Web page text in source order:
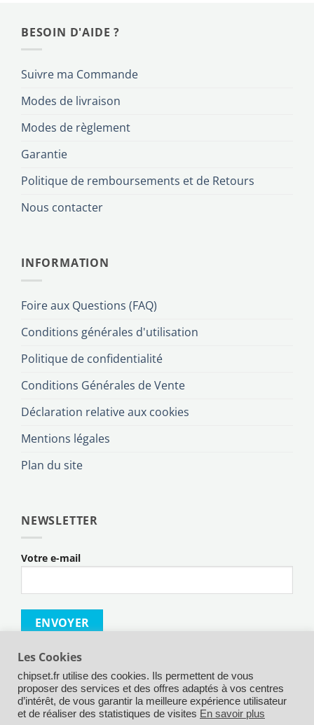
BESOIN D'AIDE ?
Suivre ma Commande
Modes de livraison
Modes de règlement
Garantie
Politique de remboursements et de Retours
Nous contacter
INFORMATION
Foire aux Questions (FAQ)
Conditions générales d'utilisation
Politique de confidentialité
Conditions Générales de Vente
Déclaration relative aux cookies
Mentions légales
Plan du site
NEWSLETTER
Votre e-mail
Credit
Card
MasterCardMaestroVisa
Visa
Electron
Apple
Pay
Les Cookies
chipset.fr utilise des cookies. Ils permettent de vous
proposer des services et des offres adaptés à vos centres
d’intérêt, de vous garantir la meilleure expérience utilisateur
et de réaliser des statistiques de visites En savoir plus